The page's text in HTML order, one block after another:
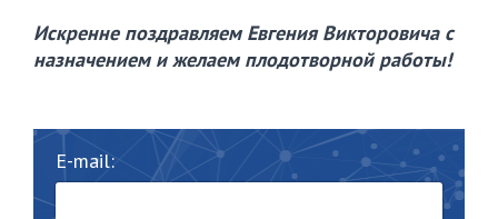
Искренне поздравляем Евгения Викторовича с
назначением и желаем плодотворной работы!
E-mail: